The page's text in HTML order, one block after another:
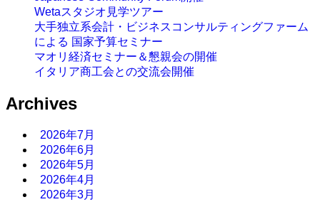
Wetaスタジオ見学ツアー
大手独立系会計・ビジネスコンサルティングファーム
による 国家予算セミナー
マオリ経済セミナー＆懇親会の開催
イタリア商工会との交流会開催
Archives
2026年7月
2026年6月
2026年5月
2026年4月
2026年3月